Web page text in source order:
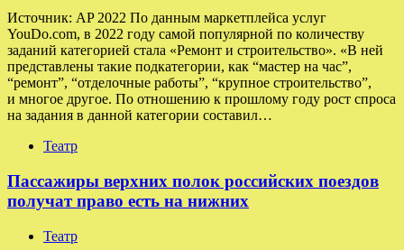
Источник: AP 2022 По данным маркетплейса услуг
YouDo.com, в 2022 году самой популярной по количеству
заданий категорией стала «Ремонт и строительство». «В ней
представлены такие подкатегории, как “мастер на час”,
“ремонт”, “отделочные работы”, “крупное строительство”,
и многое другое. По отношению к прошлому году рост спроса
на задания в данной категории составил…
Театр
Пассажиры верхних полок российских поездов
получат право есть на нижних
Театр